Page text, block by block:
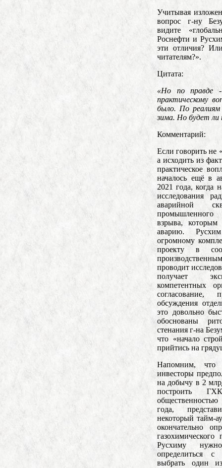
Учитывая
вопрос г-ну
видите
Роснефти и
эти отличия?
читателям?».
Цитата:
«Но по правде
практическому
было. По
зима. Но будет ли
Комментарий:
Если говорить не
а исходить из
практическое
началось ещё в
2021 года, когда
исследования
аварийной
взрыва, которым
аварию.
огромному
проекту в
проводит
получает
компетентных
согласование,
обсуждения
это довольно
обоснованы
стенания г-на
что «начало
прийтись на
Напомним,
инвесторы
на добычу в 2
построить
года,
некоторый тайм-
окончательно
Русхиму
определиться
выбрать один